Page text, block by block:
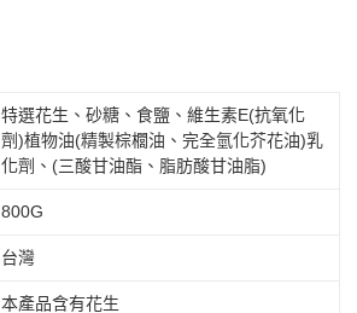
特選花生、砂糖、食鹽、維生素E(抗氧化
劑)植物油(精製棕櫚油、完全氫化芥花油)乳
化劑、(三酸甘油酯、脂肪酸甘油脂)
800G
台灣
本產品含有花生